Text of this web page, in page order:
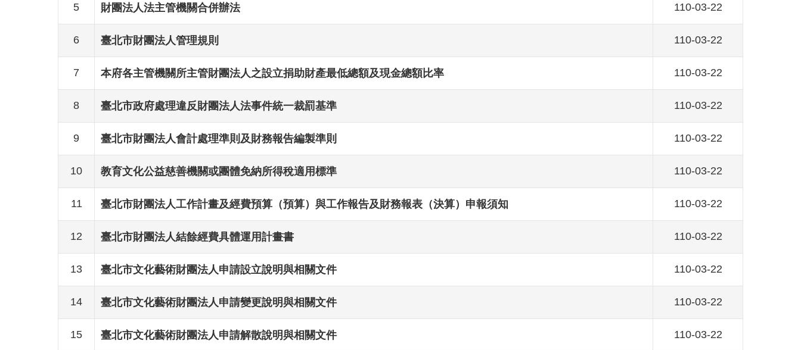
5 財團法人法主管機關合併辦法 110-03-22
6 臺北市財團法人管理規則 110-03-22
7 本府各主管機關所主管財團法人之設立捐助財產最低總額及現金總額比率 110-03-22
8 臺北市政府處理違反財團法人法事件統一裁罰基準 110-03-22
9 臺北市財團法人會計處理準則及財務報告編製準則 110-03-22
10 教育文化公益慈善機關或團體免納所得稅適用標準 110-03-22
11 臺北市財團法人工作計畫及經費預算（預算）與工作報告及財務報表（決算）申報須知 110-03-22
12 臺北市財團法人結餘經費具體運用計畫書 110-03-22
13 臺北市文化藝術財團法人申請設立說明與相關文件 110-03-22
14 臺北市文化藝術財團法人申請變更說明與相關文件 110-03-22
15 臺北市文化藝術財團法人申請解散說明與相關文件 110-03-22